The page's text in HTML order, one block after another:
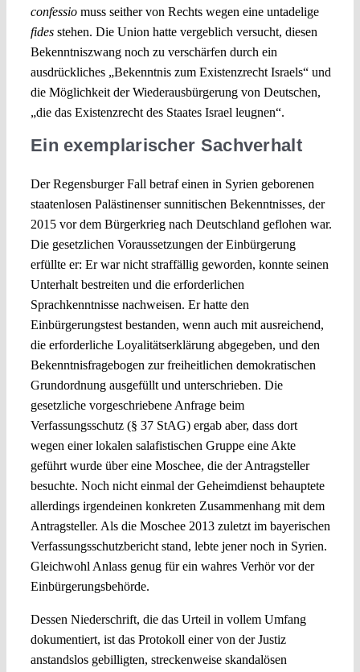
confessiomuss seither von Rechts wegen eine untadelige
fidesstehen. Die Union hatte vergeblich versucht, diesen
Bekenntniszwang noch zu verschärfen durch ein
ausdrückliches „Bekenntnis zum Existenzrecht Israels“ und
die Möglichkeit der Wiederausbürgerung von Deutschen,
„die das Existenzrecht des Staates Israel leugnen“.
Ein exemplarischer Sachverhalt
Der Regensburger Fall betraf einen in Syrien geborenen
staatenlosen Palästinenser sunnitischen Bekenntnisses, der
2015 vor dem Bürgerkrieg nach Deutschland geflohen war.
Die gesetzlichen Voraussetzungen der Einbürgerung
erfüllte er: Er war nicht straffällig geworden, konnte seinen
Unterhalt bestreiten und die erforderlichen
Sprachkenntnisse nachweisen. Er hatte den
Einbürgerungstest bestanden, wenn auch mit ausreichend,
die erforderliche Loyalitätserklärung abgegeben, und den
Bekenntnisfragebogen zur freiheitlichen demokratischen
Grundordnung ausgefüllt und unterschrieben. Die
gesetzliche vorgeschriebene Anfrage beim
Verfassungsschutz (§ 37 StAG) ergab aber, dass dort
wegen einer lokalen salafistischen Gruppe eine Akte
geführt wurde über eine Moschee, die der Antragsteller
besuchte. Noch nicht einmal der Geheimdienst behauptete
allerdings irgendeinen konkreten Zusammenhang mit dem
Antragsteller. Als die Moschee 2013 zuletzt im bayerischen
Verfassungsschutzbericht stand, lebte jener noch in Syrien.
Gleichwohl Anlass genug für ein wahres Verhör vor der
Einbürgerungsbehörde.
Dessen Niederschrift, die das Urteil in vollem Umfang
dokumentiert, ist das Protokoll einer von der Justiz
anstandslos gebilligten, streckenweise skandalösen